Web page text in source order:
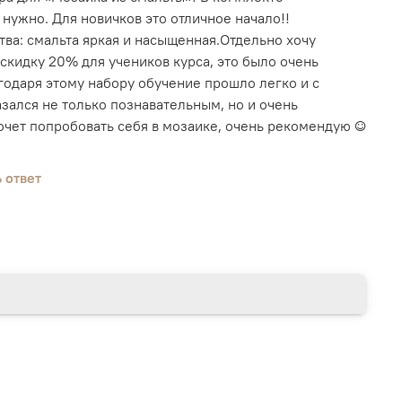
1м2;
(подобранная под выбранный вами эскиз);
(2.5 кг);
10 грамм;
шт;
затирка.
Обращаем ваше внимание, что в
не включены цементный клей Kerabond и
Для новичков это отличное начало!!
смальта яркая и насыщенная.Отдельно хочу
20% для учеников курса, это было очень
этому набору обучение прошло легко и с
не только познавательным, но и очень
попробовать себя в мозаике, очень рекомендую ☺️
ответ